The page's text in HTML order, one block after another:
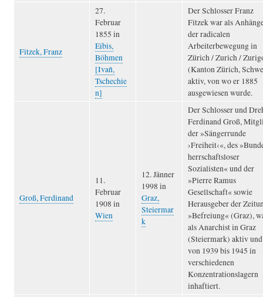
Fitzek, Franz
27.
Februar
1855 in
Eibis,
Böhmen
[Ivaň,
Tschechie
n]
Der Schlosser Franz
Fitzek war als
der radicalen
Arbeiterbewegung in
Zürich / Zurich /
(Kanton Zürich,
aktiv, von wo er 1885
ausgewiesen wurde.
Groß, Ferdinand
11.
Februar
1908 in
Wien
12. Jänner
1998 in
Graz,
Steiermar
k
Der Schlosser und
Ferdinand Groß,
der »Sängerrunde
›Freiheit‹«, des
herrschaftsloser
Sozialisten« und der
»Pierre Ramus
Gesellschaft« sowie
Herausgeber der
»Befreiung« (Graz),
als Anarchist in Graz
(Steiermark) aktiv und
von 1939 bis 1945 in
verschiedenen
Konzentrationslagern
inhaftiert.